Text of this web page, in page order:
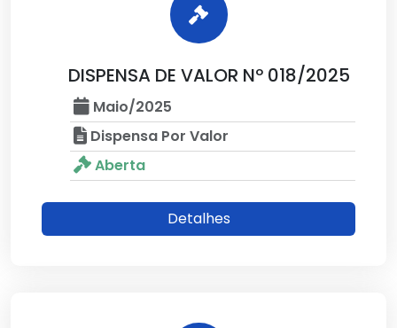
DISPENSA DE VALOR Nº 018/2025
Maio/2025
Dispensa Por Valor
Aberta
Detalhes